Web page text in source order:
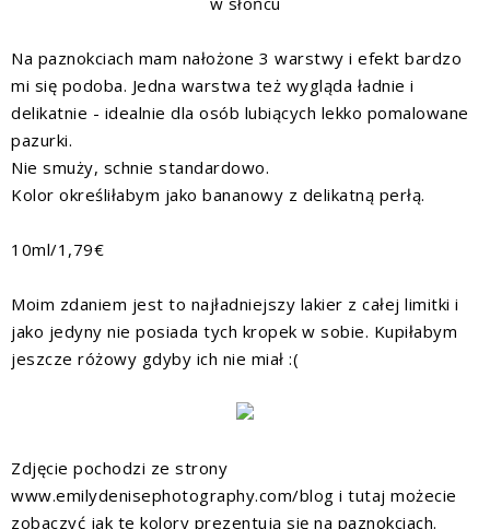
Na paznokciach mam nałożone 3 warstwy i efekt bardzo
mi się podoba. Jedna warstwa też wygląda ładnie i
delikatnie - idealnie dla osób lubiących lekko pomalowane
pazurki.
Nie smuży, schnie standardowo.
Kolor określiłabym jako bananowy z delikatną perłą.
10ml/1,79€
Moim zdaniem jest to najładniejszy lakier z całej limitki i
jako jedyny nie posiada tych kropek w sobie. Kupiłabym
jeszcze różowy gdyby ich nie miał :(
Zdjęcie pochodzi ze strony
www.emilydenisephotography.com/blog i tutaj możecie
zobaczyć jak te kolory prezentują się na paznokciach.